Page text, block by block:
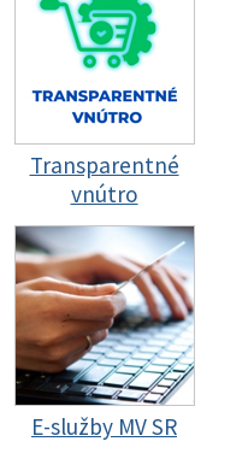
Transparentné
vnútro
E-služby MV SR